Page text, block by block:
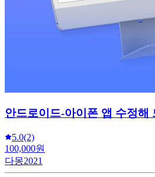
안드로이드-아이폰 앱 수정해
5.0(2)
100,000원
다몽2021